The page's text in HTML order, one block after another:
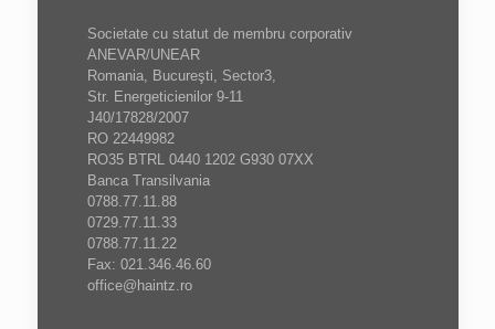
Societate cu statut de membru corporativ
ANEVAR/UNEAR
Romania, Bucureşti, Sector3,
Str. Energeticienilor 9-11
J40/17828/2007
RO 22449982
RO35 BTRL 0440 1202 G930 07XX
Banca Transilvania
0788.77.11.88
0729.77.11.33
0788.77.11.22
Fax: 021.346.46.60
office@haintz.ro